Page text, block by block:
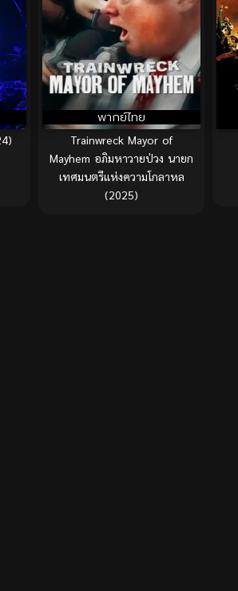
พากย์ไทย
Trainwreck Mayor of
Mayhem อภิมหาวายป่วง นายก
เทศมนตรีแห่งความโกลาหล
(2025)